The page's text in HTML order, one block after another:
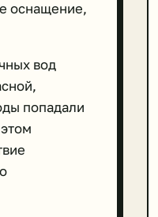
оснащение,
вод
попадали